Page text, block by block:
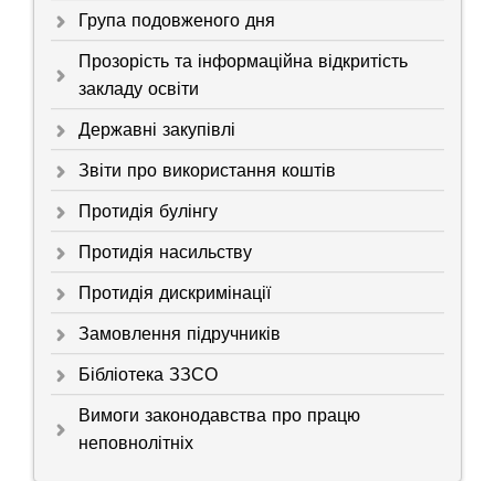
Група подовженого дня
Прозорість та інформаційна відкритість
закладу освіти
Державні закупівлі
Звіти про використання коштів
Протидія булінгу
Протидія насильству
Протидія дискримінації
Замовлення підручників
Бібліотека ЗЗСО
Вимоги законодавства про працю
неповнолітніх